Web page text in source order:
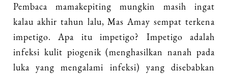
Pembaca mamakepiting mungkin masih ingat
kalau akhir tahun lalu, Mas Amay sempat terkena
impetigo. Apa itu impetigo? Impetigo adalah
infeksi kulit piogenik (menghasilkan nanah pada
luka yang mengalami infeksi) yang disebabkan